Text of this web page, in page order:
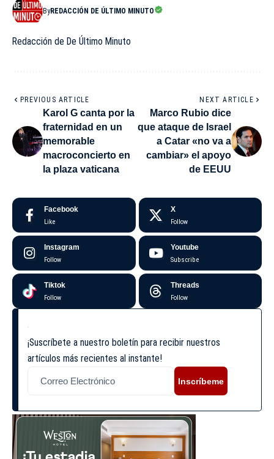
ByREDACCIÓN DE ÚLTIMO MINUTO
Redacción de De Último Minuto
PREVIOUS ARTICLE
Karol G canta por la
fraternidad en un
memorable
macroconcierto en
la plaza vaticana
NEXT ARTICLE
Marco Rubio dice
que ataque de Israel
a Catar «no va a
cambiar» el apoyo
de EEUU
Facebook
Like
X
Follow
Instagram
Follow
Youtube
Subscribe
Tiktok
Follow
Threads
Follow
¡Suscríbete a nuestro boletín para recibir nuestros
artículos más recientes al instante!
Inscríbeme